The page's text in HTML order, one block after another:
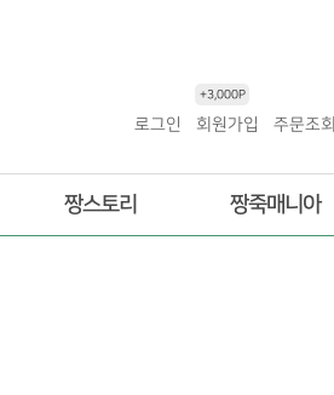
로그인 회원가입
+3,000P
주문조회
짱스토리 짱죽매니아